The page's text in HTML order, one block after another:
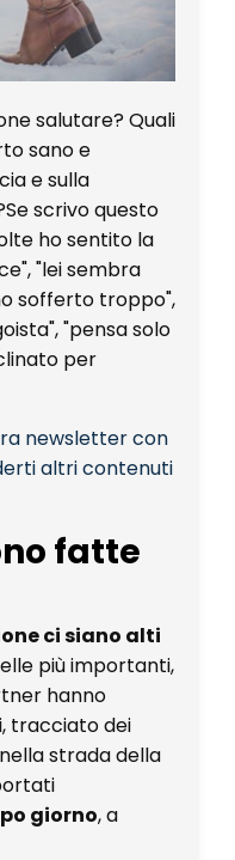
salutare? Quali
sano e
e sulla
scrivo questo
ho sentito la
"lei sembra
sofferto troppo",
"pensa solo
per
newsletter con
altri contenuti
fatte
ci siano alti
più importanti,
hanno
tracciato dei
strada della
giorno, a